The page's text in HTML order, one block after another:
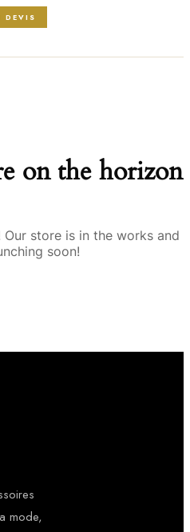
DEVIS
on the horizon
store is in the works and
soon!
mode,